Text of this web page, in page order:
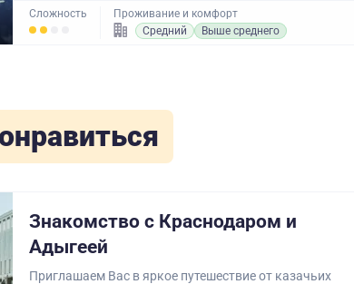
Сложность
Проживание и комфорт
Средний
Выше среднего
Знакомство с Краснодаром и
Адыгеей
Приглашаем Вас в яркое путешествие от казачьих